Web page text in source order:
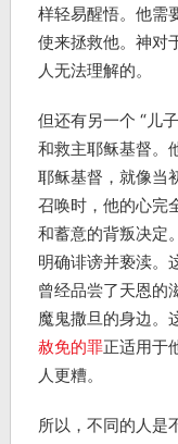
样轻易醒悟。他需
使来拯救他。神对
人无法理解的。
但还有另一个 “儿
和救主耶稣基督。
耶稣基督，就像当
召唤时，他的心完
和蓄意的背叛决定
明确诽谤并亵渎。
曾经品尝了天恩的
魔鬼撒旦的身边。
赦免的罪正适用于
人更糟。
所以，不同的人是